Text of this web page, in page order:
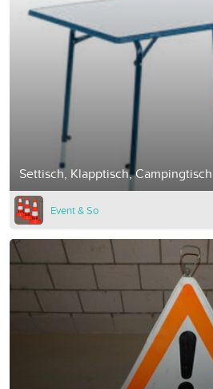
Settisch, Klapptisch, Campingtisch
Event & So